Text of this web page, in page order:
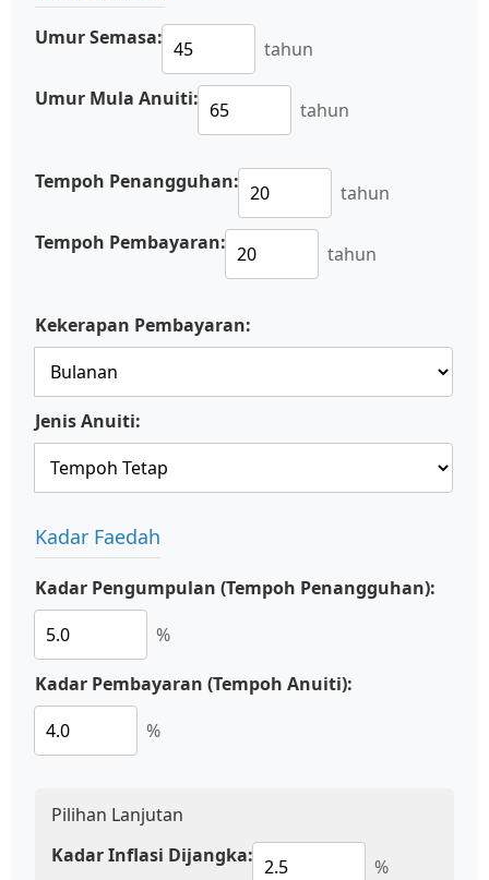
Umur Semasa: tahun
Umur Mula Anuiti: tahun
Tempoh Penangguhan: tahun
Tempoh Pembayaran: tahun
Kekerapan Pembayaran:
Jenis Anuiti:
Kadar Faedah
Kadar Pengumpulan (Tempoh Penangguhan):
%
Kadar Pembayaran (Tempoh Anuiti):
%
Pilihan Lanjutan
Kadar Inflasi Dijangka:
%